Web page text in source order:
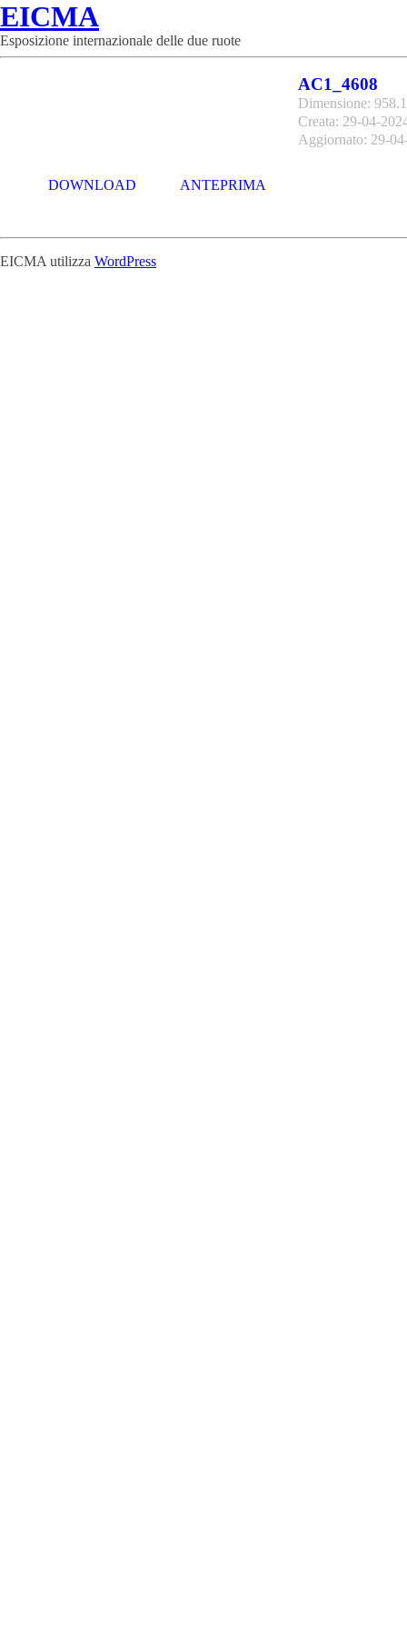
EICMA
Esposizione internazionale delle due ruote
AC1_4608
Dimensione:
Creata: 29-04-
Aggiornato: 29-
DOWNLOAD ANTEPRIMA
EICMA utilizza WordPress